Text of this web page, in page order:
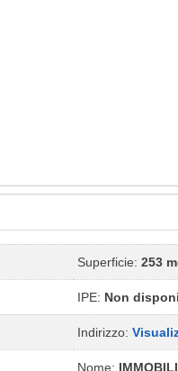
Superficie: 253
IPE: Non
Indirizzo:
Nome: